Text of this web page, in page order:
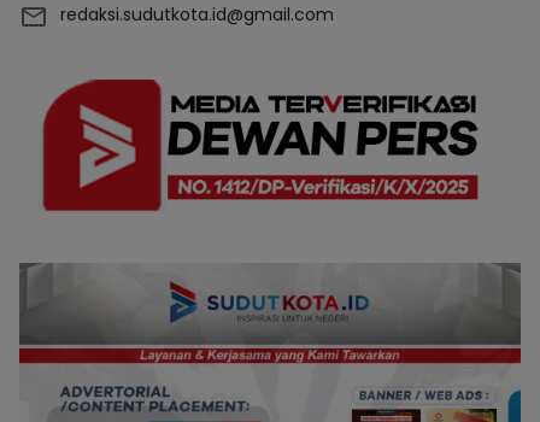
redaksi.sudutkota.id@gmail.com